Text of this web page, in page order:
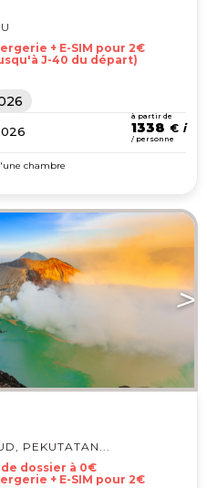
+ E-SIM pour 2€
J-40 du départ)
à partir de
1338 €
/ personne
chambre
PEKUTATAN...
dossier à 0€
+ E-SIM pour 2€